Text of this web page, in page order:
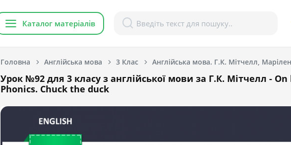
Каталог матеріалів
Головна Англійська мова 3 Клас Англійська мова. Г.К. Мітчелл,
Урок №92 для 3 класу з англійської мови за Г.К. Мітчелл -
Phonics. Chuck the duck